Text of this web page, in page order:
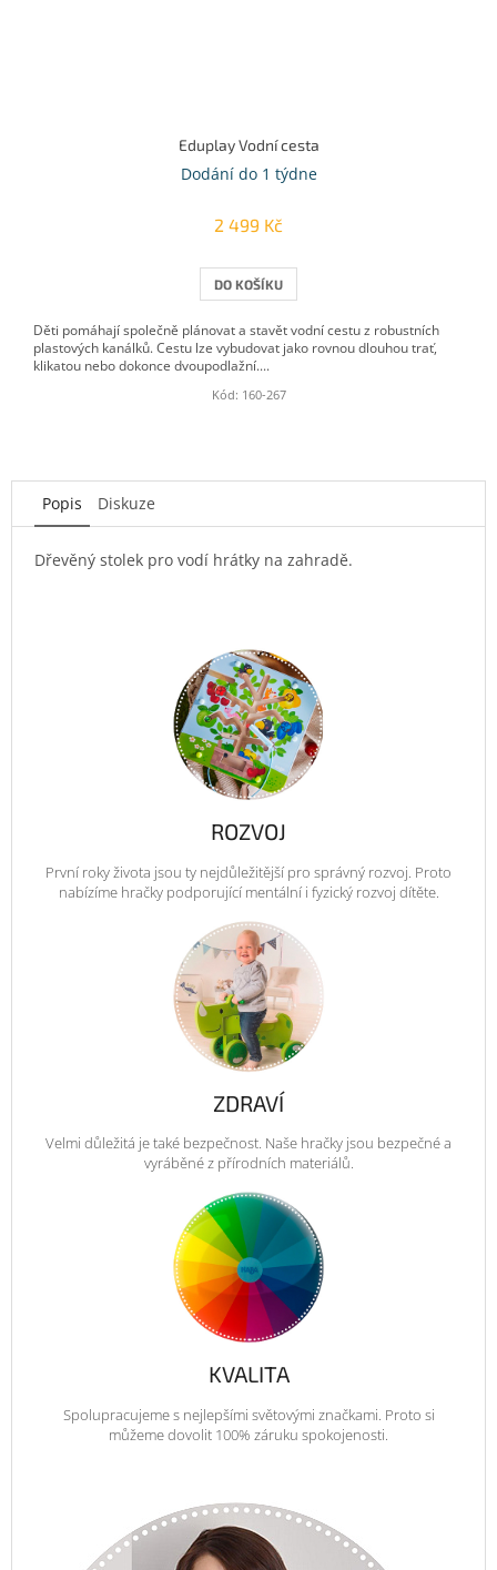
Eduplay Vodní cesta
Dodání do 1 týdne
2 499 Kč
DO KOŠÍKU
Děti pomáhají společně plánovat a stavět vodní cestu z robustních
plastových kanálků. Cestu lze vybudovat jako rovnou dlouhou trať,
klikatou nebo dokonce dvoupodlažní....
Kód: 160-267
Popis Diskuze
Dřevěný stolek pro vodí hrátky na zahradě.
ROZVOJ
První roky života jsou ty nejdůležitější pro správný rozvoj. Proto
nabízíme hračky podporující mentální i fyzický rozvoj dítěte.
ZDRAVÍ
Velmi důležitá je také bezpečnost. Naše hračky jsou bezpečné a
vyráběné z přírodních materiálů.
KVALITA
Spolupracujeme s nejlepšími světovými značkami. Proto si
můžeme dovolit 100% záruku spokojenosti.